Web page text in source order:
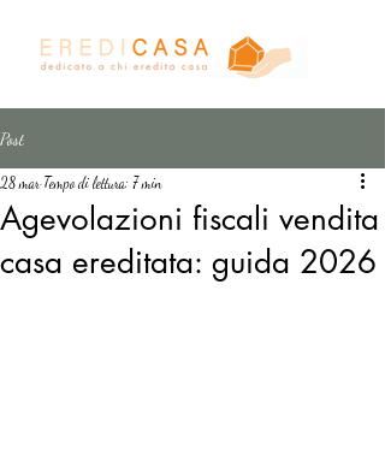
Post
Agevolazioni fiscali vendita
casa ereditata: guida 2026
28 mar Tempo di lettura: 7 min